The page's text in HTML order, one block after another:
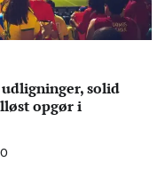
udligninger, solid
opgør i
0